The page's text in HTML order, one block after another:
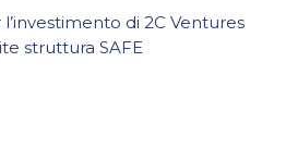
l’investimento di 2C Ventures
struttura SAFE